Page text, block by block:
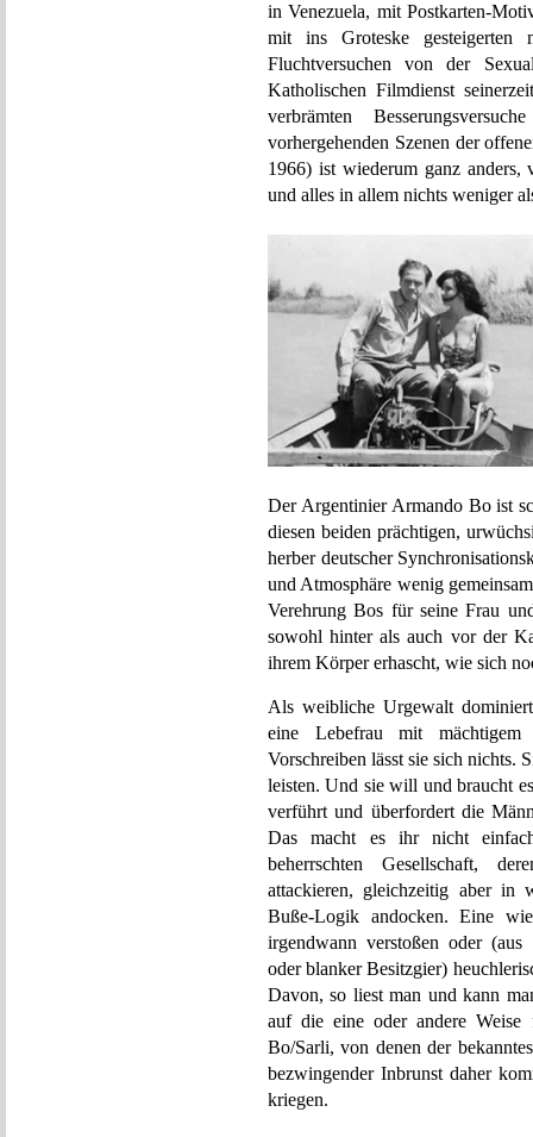
in Venezuela, mit Postkarten-
mit ins Groteske gesteigerten
Fluchtversuchen von der
Katholischen Filmdienst
verbrämten
vorhergehenden Szenen der
1966) ist wiederum ganz anders,
und alles in allem nichts weniger
Der Argentinier Armando Bo ist
diesen beiden prächtigen,
herber deutscher
und Atmosphäre wenig
Verehrung Bos für seine Frau
sowohl hinter als auch vor der
ihrem Körper erhascht, wie sich
Als weibliche Urgewalt
eine Lebefrau mit mächtigem
Vorschreiben lässt sie sich nichts.
leisten. Und sie will und braucht
verführt und überfordert die
Das macht es ihr nicht
beherrschten Gesellschaft,
attackieren, gleichzeitig aber in
Buße-Logik andocken. Eine
irgendwann verstoßen oder
oder blanker Besitzgier)
Davon, so liest man und kann
auf die eine oder andere Weise
Bo/Sarli, von denen der
bezwingender Inbrunst daher
kriegen.